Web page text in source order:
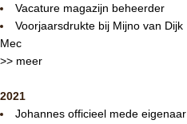
Vacature magazijn beheerder
Voorjaarsdrukte bij Mijno van Dijk
Mec
>> meer
2021
Johannes officieel mede eigenaar